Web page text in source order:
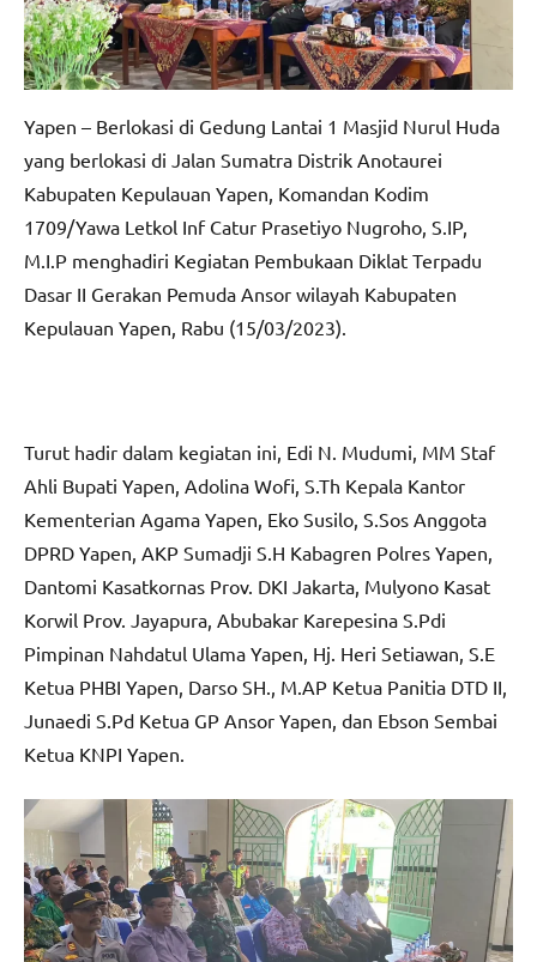
Yapen – Berlokasi di Gedung Lantai 1 Masjid Nurul Huda
yang berlokasi di Jalan Sumatra Distrik Anotaurei
Kabupaten Kepulauan Yapen, Komandan Kodim
1709/Yawa Letkol Inf Catur Prasetiyo Nugroho, S.IP,
M.I.P menghadiri Kegiatan Pembukaan Diklat Terpadu
Dasar II Gerakan Pemuda Ansor wilayah Kabupaten
Kepulauan Yapen, Rabu (15/03/2023).
Turut hadir dalam kegiatan ini, Edi N. Mudumi, MM Staf
Ahli Bupati Yapen, Adolina Wofi, S.Th Kepala Kantor
Kementerian Agama Yapen, Eko Susilo, S.Sos Anggota
DPRD Yapen, AKP Sumadji S.H Kabagren Polres Yapen,
Dantomi Kasatkornas Prov. DKI Jakarta, Mulyono Kasat
Korwil Prov. Jayapura, Abubakar Karepesina S.Pdi
Pimpinan Nahdatul Ulama Yapen, Hj. Heri Setiawan, S.E
Ketua PHBI Yapen, Darso SH., M.AP Ketua Panitia DTD II,
Junaedi S.Pd Ketua GP Ansor Yapen, dan Ebson Sembai
Ketua KNPI Yapen.